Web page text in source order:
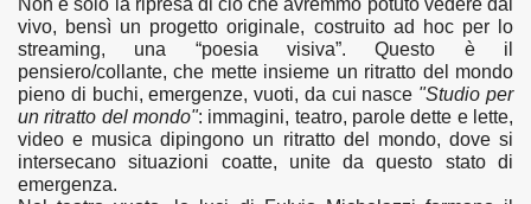
vivo, bensì un progetto originale, costruitoad hoc per lo
streaming, una “poesia visiva”. Questo è il
pensiero/collante, che mette insieme un ritratto del mondo
pieno di buchi, emergenze, vuoti, da cui nasce "Studio per
un ritratto del mondo": immagini, teatro, parole dette e lette,
video e musica dipingono un ritratto del mondo, dove si
intersecano situazioni coatte, unite da questo stato di
emergenza.